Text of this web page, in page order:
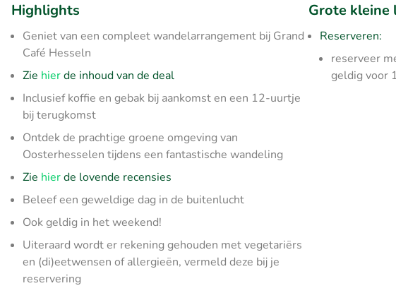
Highlights
Geniet van een compleet wandelarrangement bij Grand
Café Hesseln
Zie hierde inhoud van de deal
Inclusief koffie en gebak bij aankomst en een 12-uurtje
bij terugkomst
Ontdek de prachtige groene omgeving van
Oosterhesselen tijdens een fantastische wandeling
Zie hierde lovende recensies
Beleef een geweldige dag in de buitenlucht
Ook geldig in het weekend!
Uiteraard wordt er rekening gehouden met vegetariërs
en (di)eetwensen of allergieën, vermeld deze bij je
reservering
Grote kleine
Reserveren:
reserveer
geldig voor